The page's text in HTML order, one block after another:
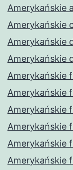
Amerykańskie
Amerykańskie
Amerykańskie
Amerykańskie
Amerykańskie
Amerykańskie
Amerykańskie
Amerykańskie
Amerykańskie
Amerykańskie